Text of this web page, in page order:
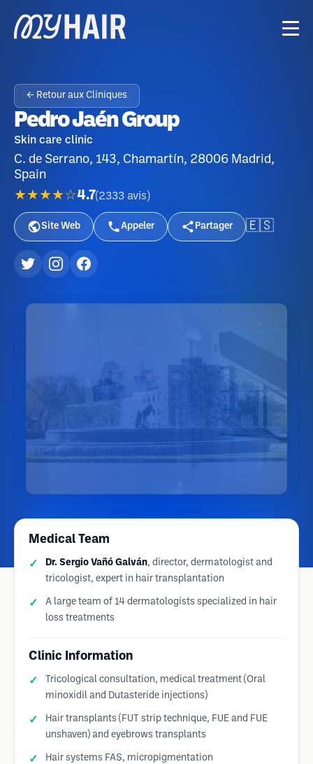
← Retour aux Cliniques
Pedro Jaén Group
Skin care clinic
C. de Serrano, 143, Chamartín, 28006 Madrid,
Spain
★★★★☆4.7(2333 avis )
Site Web Appeler Partager 🇪🇸
Medical Team
Dr. Sergio Vañó Galván, director, dermatologist and
tricologist, expert in hair transplantation
A large team of 14 dermatologists specialized in hair
loss treatments
Clinic Information
Tricological consultation, medical treatment (Oral
minoxidil and Dutasteride injections)
Hair transplants (FUT strip technique, FUE and FUE
unshaven) and eyebrows transplants
Hair systems FAS, micropigmentation